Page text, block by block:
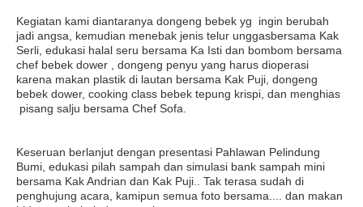
Kegiatan kami diantaranya dongeng bebek yg ingin berubah
jadi angsa, kemudian menebak jenis telur unggasbersama Kak
Serli, edukasi halal seru bersama Ka Isti dan bombom bersama
chef bebek dower , dongeng penyu yang harus dioperasi
karena makan plastik di lautan bersama Kak Puji, dongeng
bebek dower, cooking class bebek tepung krispi, dan menghias
pisang salju bersama Chef Sofa.
Keseruan berlanjut dengan presentasi Pahlawan Pelindung
Bumi, edukasi pilah sampah dan simulasi bank sampah mini
bersama Kak Andrian dan Kak Puji.. Tak terasa sudah di
penghujung acara, kamipun semua foto bersama.... dan makan